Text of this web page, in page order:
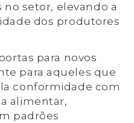
setor, elevando a
dos produtores
para novos
para aqueles que
conformidade com
alimentar,
padrões